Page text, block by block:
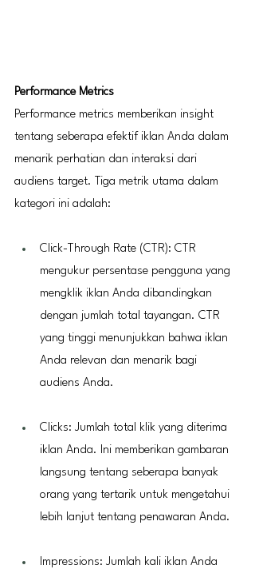
Performance Metrics
Performance metrics memberikan insight
tentang seberapa efektif iklan Anda dalam
menarik perhatian dan interaksi dari
audiens target. Tiga metrik utama dalam
kategori ini adalah:
Click-Through Rate (CTR): CTR
mengukur persentase pengguna yang
mengklik iklan Anda dibandingkan
dengan jumlah total tayangan. CTR
yang tinggi menunjukkan bahwa iklan
Anda relevan dan menarik bagi
audiens Anda.
Clicks: Jumlah total klik yang diterima
iklan Anda. Ini memberikan gambaran
langsung tentang seberapa banyak
orang yang tertarik untuk mengetahui
lebih lanjut tentang penawaran Anda.
Impressions: Jumlah kali iklan Anda